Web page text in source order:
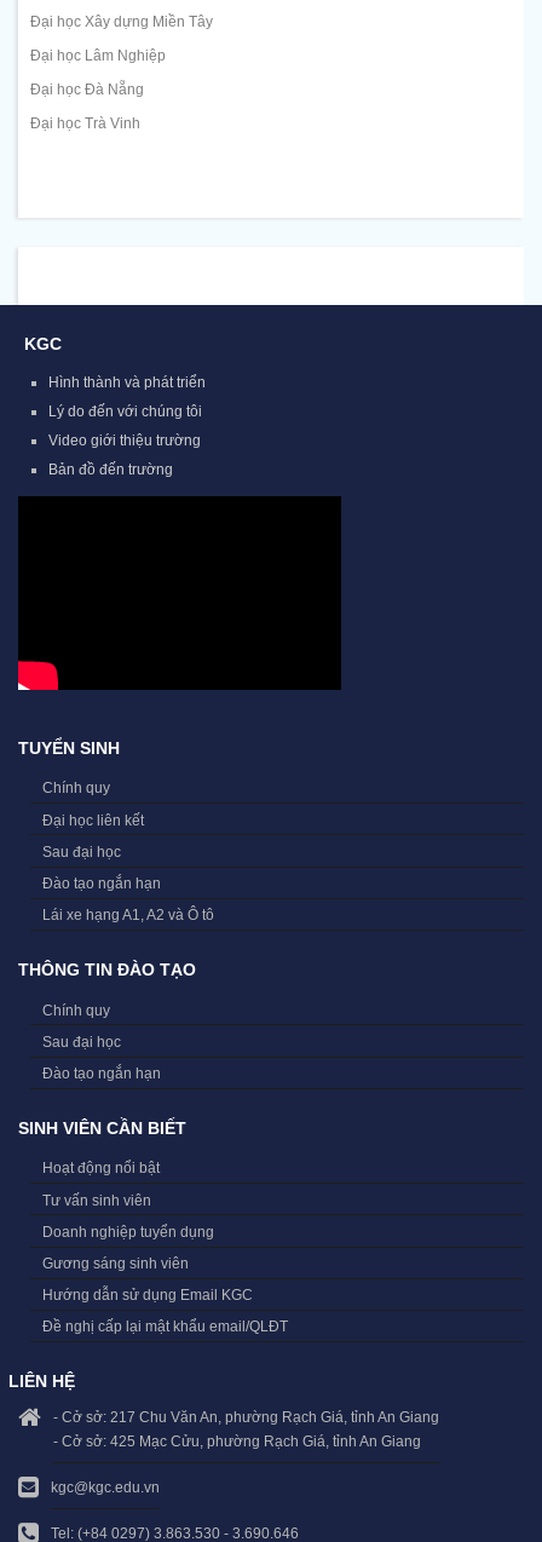
Đại học Xây dựng Miền Tây
Đại học Lâm Nghiệp
Đại học Đà Nẵng
Đại học Trà Vinh
KGC
Hình thành và phát triển
Lý do đến với chúng tôi
Video giới thiệu trường
Bản đồ đến trường
TUYỂN SINH
Chính quy
Đại học liên kết
Sau đại học
Đào tạo ngắn hạn
Lái xe hạng A1, A2 và Ô tô
THÔNG TIN ĐÀO TẠO
Chính quy
Sau đại học
Đào tạo ngắn hạn
SINH VIÊN CẦN BIẾT
Hoạt động nổi bật
Tư vấn sinh viên
Doanh nghiệp tuyển dụng
Gương sáng sinh viên
Hướng dẫn sử dụng Email KGC
Đề nghị cấp lại mật khẩu email/QLĐT
LIÊN HỆ
- Cở sở: 217 Chu Văn An, phường Rạch Giá, tỉnh An Giang
- Cở sở: 425 Mạc Cửu, phường Rạch Giá, tỉnh An Giang
kgc@kgc.edu.vn
Tel: (+84 0297) 3.863.530 - 3.690.646